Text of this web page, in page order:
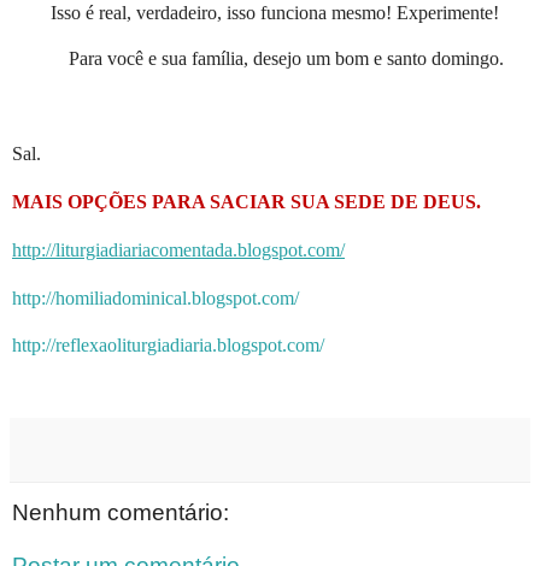
Isso é real, verdadeiro, isso funciona mesmo! Experimente!
Para você e sua família, desejo um bom e santo domingo.
Sal.
MAIS OPÇÕES PARA SACIAR SUA SEDE DE DEUS.
http://liturgiadiariacomentada.blogspot.com/
http://homiliadominical.blogspot.com/
http://reflexaoliturgiadiaria.blogspot.com/
Nenhum comentário: